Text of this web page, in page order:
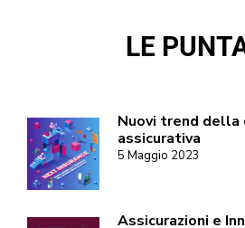
LE
Nuovi trend della
assicurativa
5 Maggio 2023
Assicurazioni e